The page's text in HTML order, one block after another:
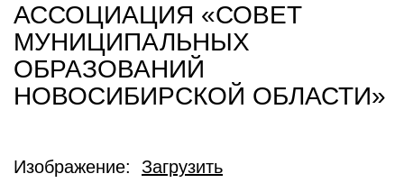
АССОЦИАЦИЯ «СОВЕТ
МУНИЦИПАЛЬНЫХ
ОБРАЗОВАНИЙ
НОВОСИБИРСКОЙ ОБЛАСТИ»
Изображение: Загрузить